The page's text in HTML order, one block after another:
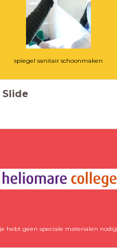
spiegel sanitair schoonmaken
Slide
je hebt geen speciale materialen nodig